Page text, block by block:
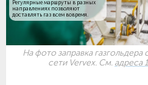
Регулярные маршруты в разных
направлениях позволяют
доставлять газ всем вовремя.
На фото заправка газгольдера
сети Vervex. См. адреса